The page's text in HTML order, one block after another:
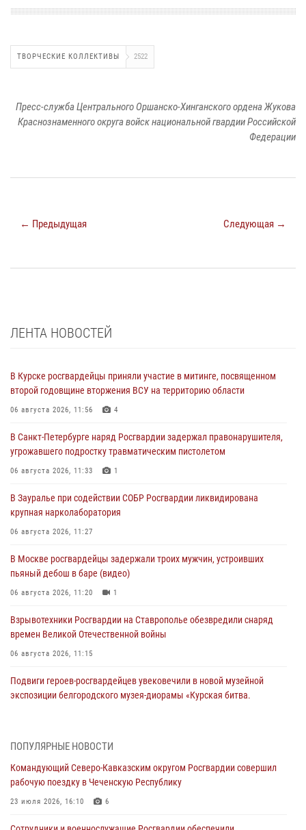
ТВОРЧЕСКИЕ КОЛЛЕКТИВЫ 2522
Пресс-служба Центрального Оршанско-Хинганского ордена Жукова
Краснознаменного округа войск национальной гвардии Российской
Федерации
← Предыдущая Следующая →
ЛЕНТА НОВОСТЕЙ
В Курске росгвардейцы приняли участие в митинге, посвященном
второй годовщине вторжения ВСУ на территорию области
06 августа 2026, 11:56 4
В Санкт-Петербурге наряд Росгвардии задержал правонарушителя,
угрожавшего подростку травматическим пистолетом
06 августа 2026, 11:33 1
В Зауралье при содействии СОБР Росгвардии ликвидирована
крупная нарколаборатория
06 августа 2026, 11:27
В Москве росгвардейцы задержали троих мужчин, устроивших
пьяный дебош в баре (видео)
06 августа 2026, 11:20 1
Взрывотехники Росгвардии на Ставрополье обезвредили снаряд
времен Великой Отечественной войны
06 августа 2026, 11:15
Подвиги героев‑росгвардейцев увековечили в новой музейной
экспозиции белгородского музея‑диорамы «Курская битва.
матче в Москве обеспечила Росгвардия (видео)
06 августа 2026, 10:13
ПОПУЛЯРНЫЕ НОВОСТИ
Командующий Северо-Кавказским округом Росгвардии совершил
рабочую поездку в Чеченскую Республику
23 июля 2026, 16:10 6